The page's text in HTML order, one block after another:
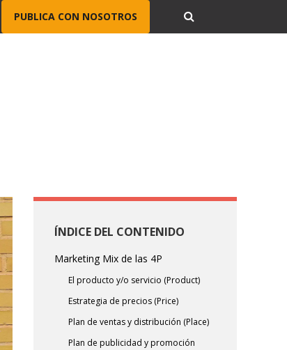
PUBLICA CON NOSOTROS
ÍNDICE DEL CONTENIDO
Marketing Mix de las 4P
El producto y/o servicio (Product)
Estrategia de precios (Price)
Plan de ventas y distribución (Place)
Plan de publicidad y promoción